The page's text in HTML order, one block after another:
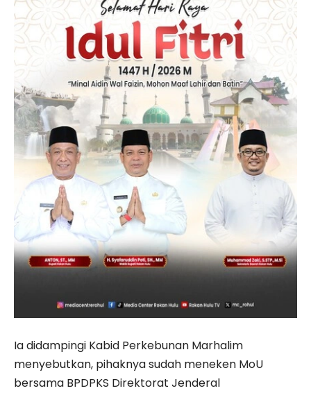
Ia didampingi Kabid Perkebunan Marhalim
menyebutkan, pihaknya sudah meneken MoU
bersama BPDPKS Direktorat Jenderal